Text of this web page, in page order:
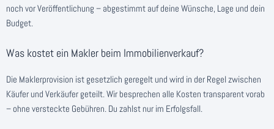
noch vor Veröffentlichung – abgestimmt auf deine Wünsche, Lage und dein
Budget.
Was kostet ein Makler beim Immobilienverkauf?
Die Maklerprovision ist gesetzlich geregelt und wird in der Regel zwischen
Käufer und Verkäufer geteilt. Wir besprechen alle Kosten transparent vorab
– ohne versteckte Gebühren. Du zahlst nur im Erfolgsfall.